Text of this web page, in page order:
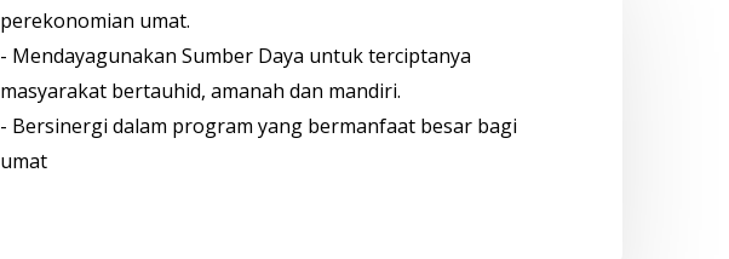
perekonomian umat.
- Mendayagunakan Sumber Daya untuk terciptanya
masyarakat bertauhid, amanah dan mandiri.
- Bersinergi dalam program yang bermanfaat besar bagi
umat